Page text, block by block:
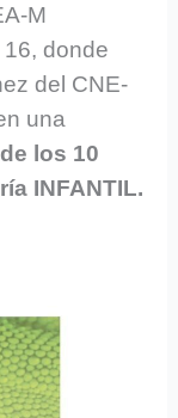
M
donde
del CNE-
una
los 10
INFANTIL.